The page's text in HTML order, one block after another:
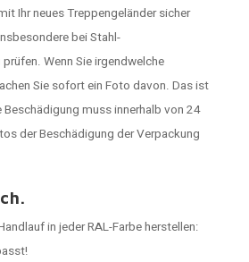
Ihr neues Treppengeländer sicher
bei Stahl-
Wenn Sie irgendwelche
Sie sofort ein Foto davon. Das ist
muss innerhalb von 24
der Beschädigung der Verpackung
in jeder RAL-Farbe herstellen: